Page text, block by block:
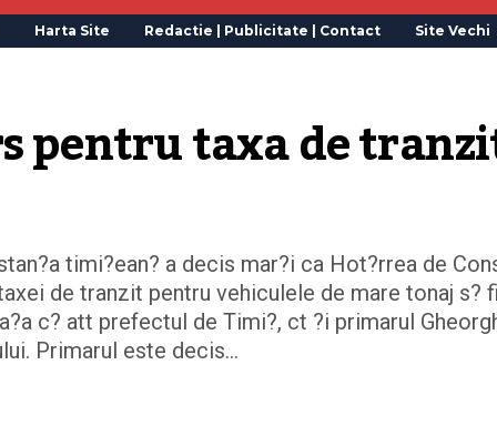
Harta Site Redactie | Publicitate | Contact Site Vechi
pentru taxa de
timi?ean? a decis mar?i ca Hot?rrea de
de tranzit pentru vehiculele de mare tonaj s?
c? att prefectul de Timi?, ct ?i primarul
Primarul este decis…